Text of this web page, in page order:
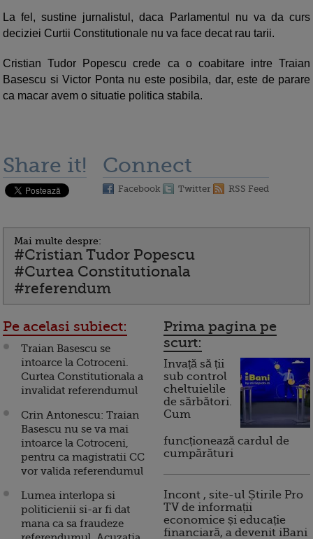
La fel, sustine jurnalistul, daca Parlamentul nu va da curs
deciziei Curtii Constitutionale nu va face decat rau tarii.
Cristian Tudor Popescu crede ca o coabitare intre Traian
Basescu si Victor Ponta nu este posibila, dar, este de parare
ca macar avem o situatie politica stabila.
Share it! Connect
Facebook Twitter RSS Feed
Mai multe despre:
#Cristian Tudor Popescu
#Curtea Constitutionala
#referendum
Pe acelasi subiect:
Traian Basescu se
intoarce la Cotroceni.
Curtea Constitutionala a
invalidat referendumul
Crin Antonescu: Traian
Basescu nu se va mai
intoarce la Cotroceni,
pentru ca magistratii CC
vor valida referendumul
Lumea interlopa si
politicienii si-ar fi dat
mana ca sa fraudeze
Prima pagina pe
scurt:
Invață să ții
sub control
cheltuielile
de sărbători.
Cum
funcționează cardul de
cumpărături
Incont , site-ul Știrile Pro
TV de informații
economice și educație
financiară, a devenit iBani